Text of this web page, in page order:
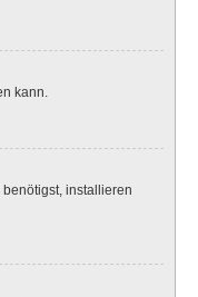
kann.
installieren